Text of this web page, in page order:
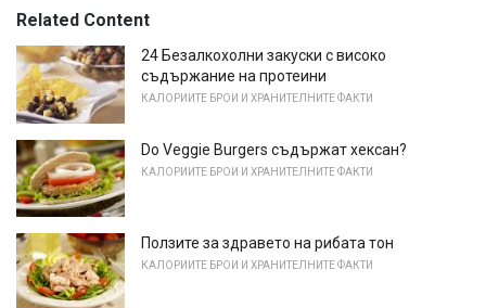
Related Content
24 Безалкохолни закуски с високо
съдържание на протеини
КАЛОРИИТЕ БРОИ И ХРАНИТЕЛНИТЕ ФАКТИ
Do Veggie Burgers съдържат хексан?
КАЛОРИИТЕ БРОИ И ХРАНИТЕЛНИТЕ ФАКТИ
Ползите за здравето на рибата тон
КАЛОРИИТЕ БРОИ И ХРАНИТЕЛНИТЕ ФАКТИ